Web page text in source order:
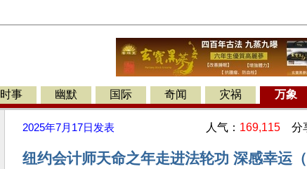
时事 幽默 国际 奇闻 灾祸 万象
2025年7月17日 发表 人气： 169,115 分
纽约会计师天命之年走进法轮功 深感幸运（